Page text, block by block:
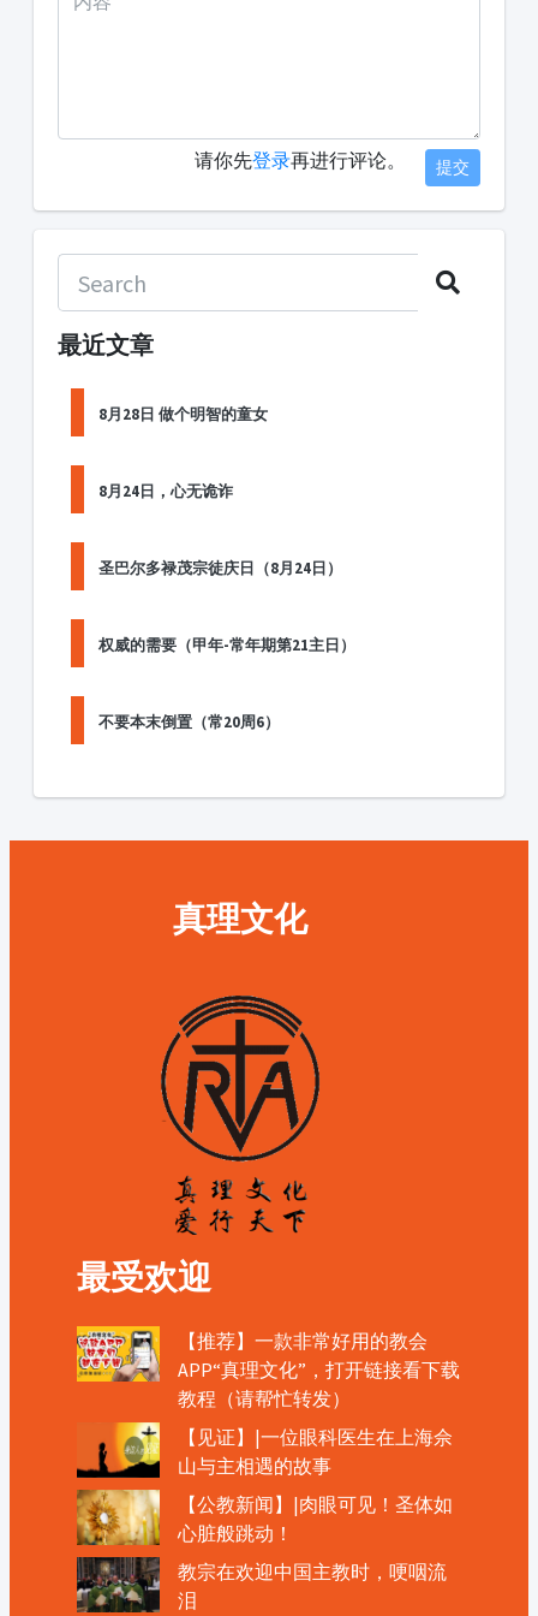
请你先登录再进行评论。 提交
最近文章
8月28日 做个明智的童女
8月24日，心无诡诈
圣巴尔多禄茂宗徒庆日（8月24日）
权威的需要（甲年-常年期第21主日）
不要本末倒置（常20周6）
真理文化
最受欢迎
【推荐】一款非常好用的教会
APP“真理文化”，打开链接看下载
教程（请帮忙转发）
【见证】|一位眼科医生在上海佘
山与主相遇的故事
【公教新闻】|肉眼可见！圣体如
心脏般跳动！
教宗在欢迎中国主教时，哽咽流
泪